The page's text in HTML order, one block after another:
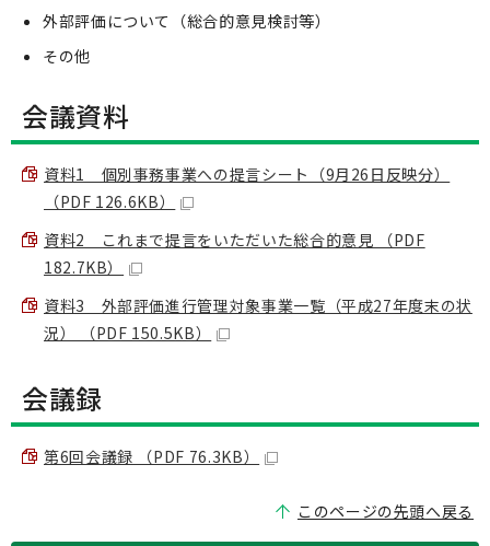
外部評価について（総合的意見検討等）
その他
会議資料
資料1 個別事務事業への提言シート（9月26日反映分）
（PDF 126.6KB）
資料2 これまで提言をいただいた総合的意見 （PDF
182.7KB）
資料3 外部評価進行管理対象事業一覧（平成27年度末の状
況） （PDF 150.5KB）
会議録
第6回会議録 （PDF 76.3KB）
このページの先頭へ戻る